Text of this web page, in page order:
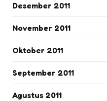
Desember 2011
November 2011
Oktober 2011
September 2011
Agustus 2011